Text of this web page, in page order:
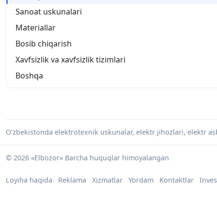
Sanoat uskunalari
Materiallar
Bosib chiqarish
Xavfsizlik va xavfsizlik tizimlari
Boshqa
O'zbekistonda elektrotexnik uskunalar, elektr jihozlari, elektr
© 2026 «Elbozor» Barcha huquqlar himoyalangan
Loyiha haqida Reklama Xizmatlar Yordam Kontaktlar